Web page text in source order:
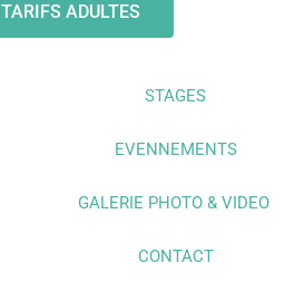
TARIFS ADULTES
STAGES
EVENNEMENTS
GALERIE PHOTO & VIDEO
CONTACT